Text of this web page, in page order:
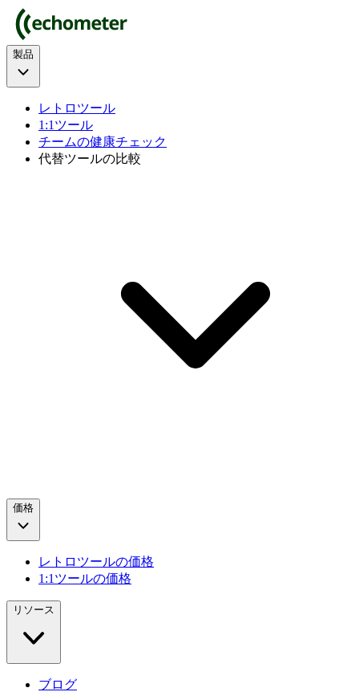
製品
レトロツール
1:1ツール
チームの健康チェック
代替ツールの比較
価格
レトロツールの価格
1:1ツールの価格
リソース
ブログ